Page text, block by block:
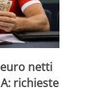
netti
richieste